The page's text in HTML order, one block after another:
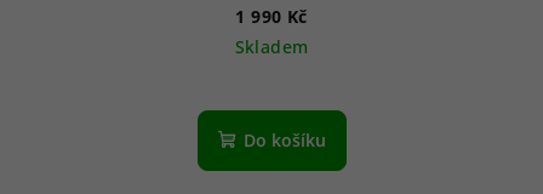
1 990 Kč
Skladem
Do košíku